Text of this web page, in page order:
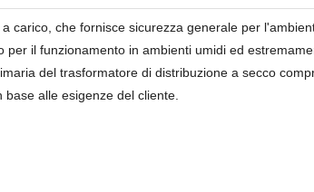
carico, che fornisce sicurezza generale per
il funzionamento in ambienti umidi ed
del trasformatore di distribuzione a secco
alle esigenze del cliente.